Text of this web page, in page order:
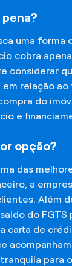
uma
cobra
relação
do
e
opção?
das
a
Além
do
de
para